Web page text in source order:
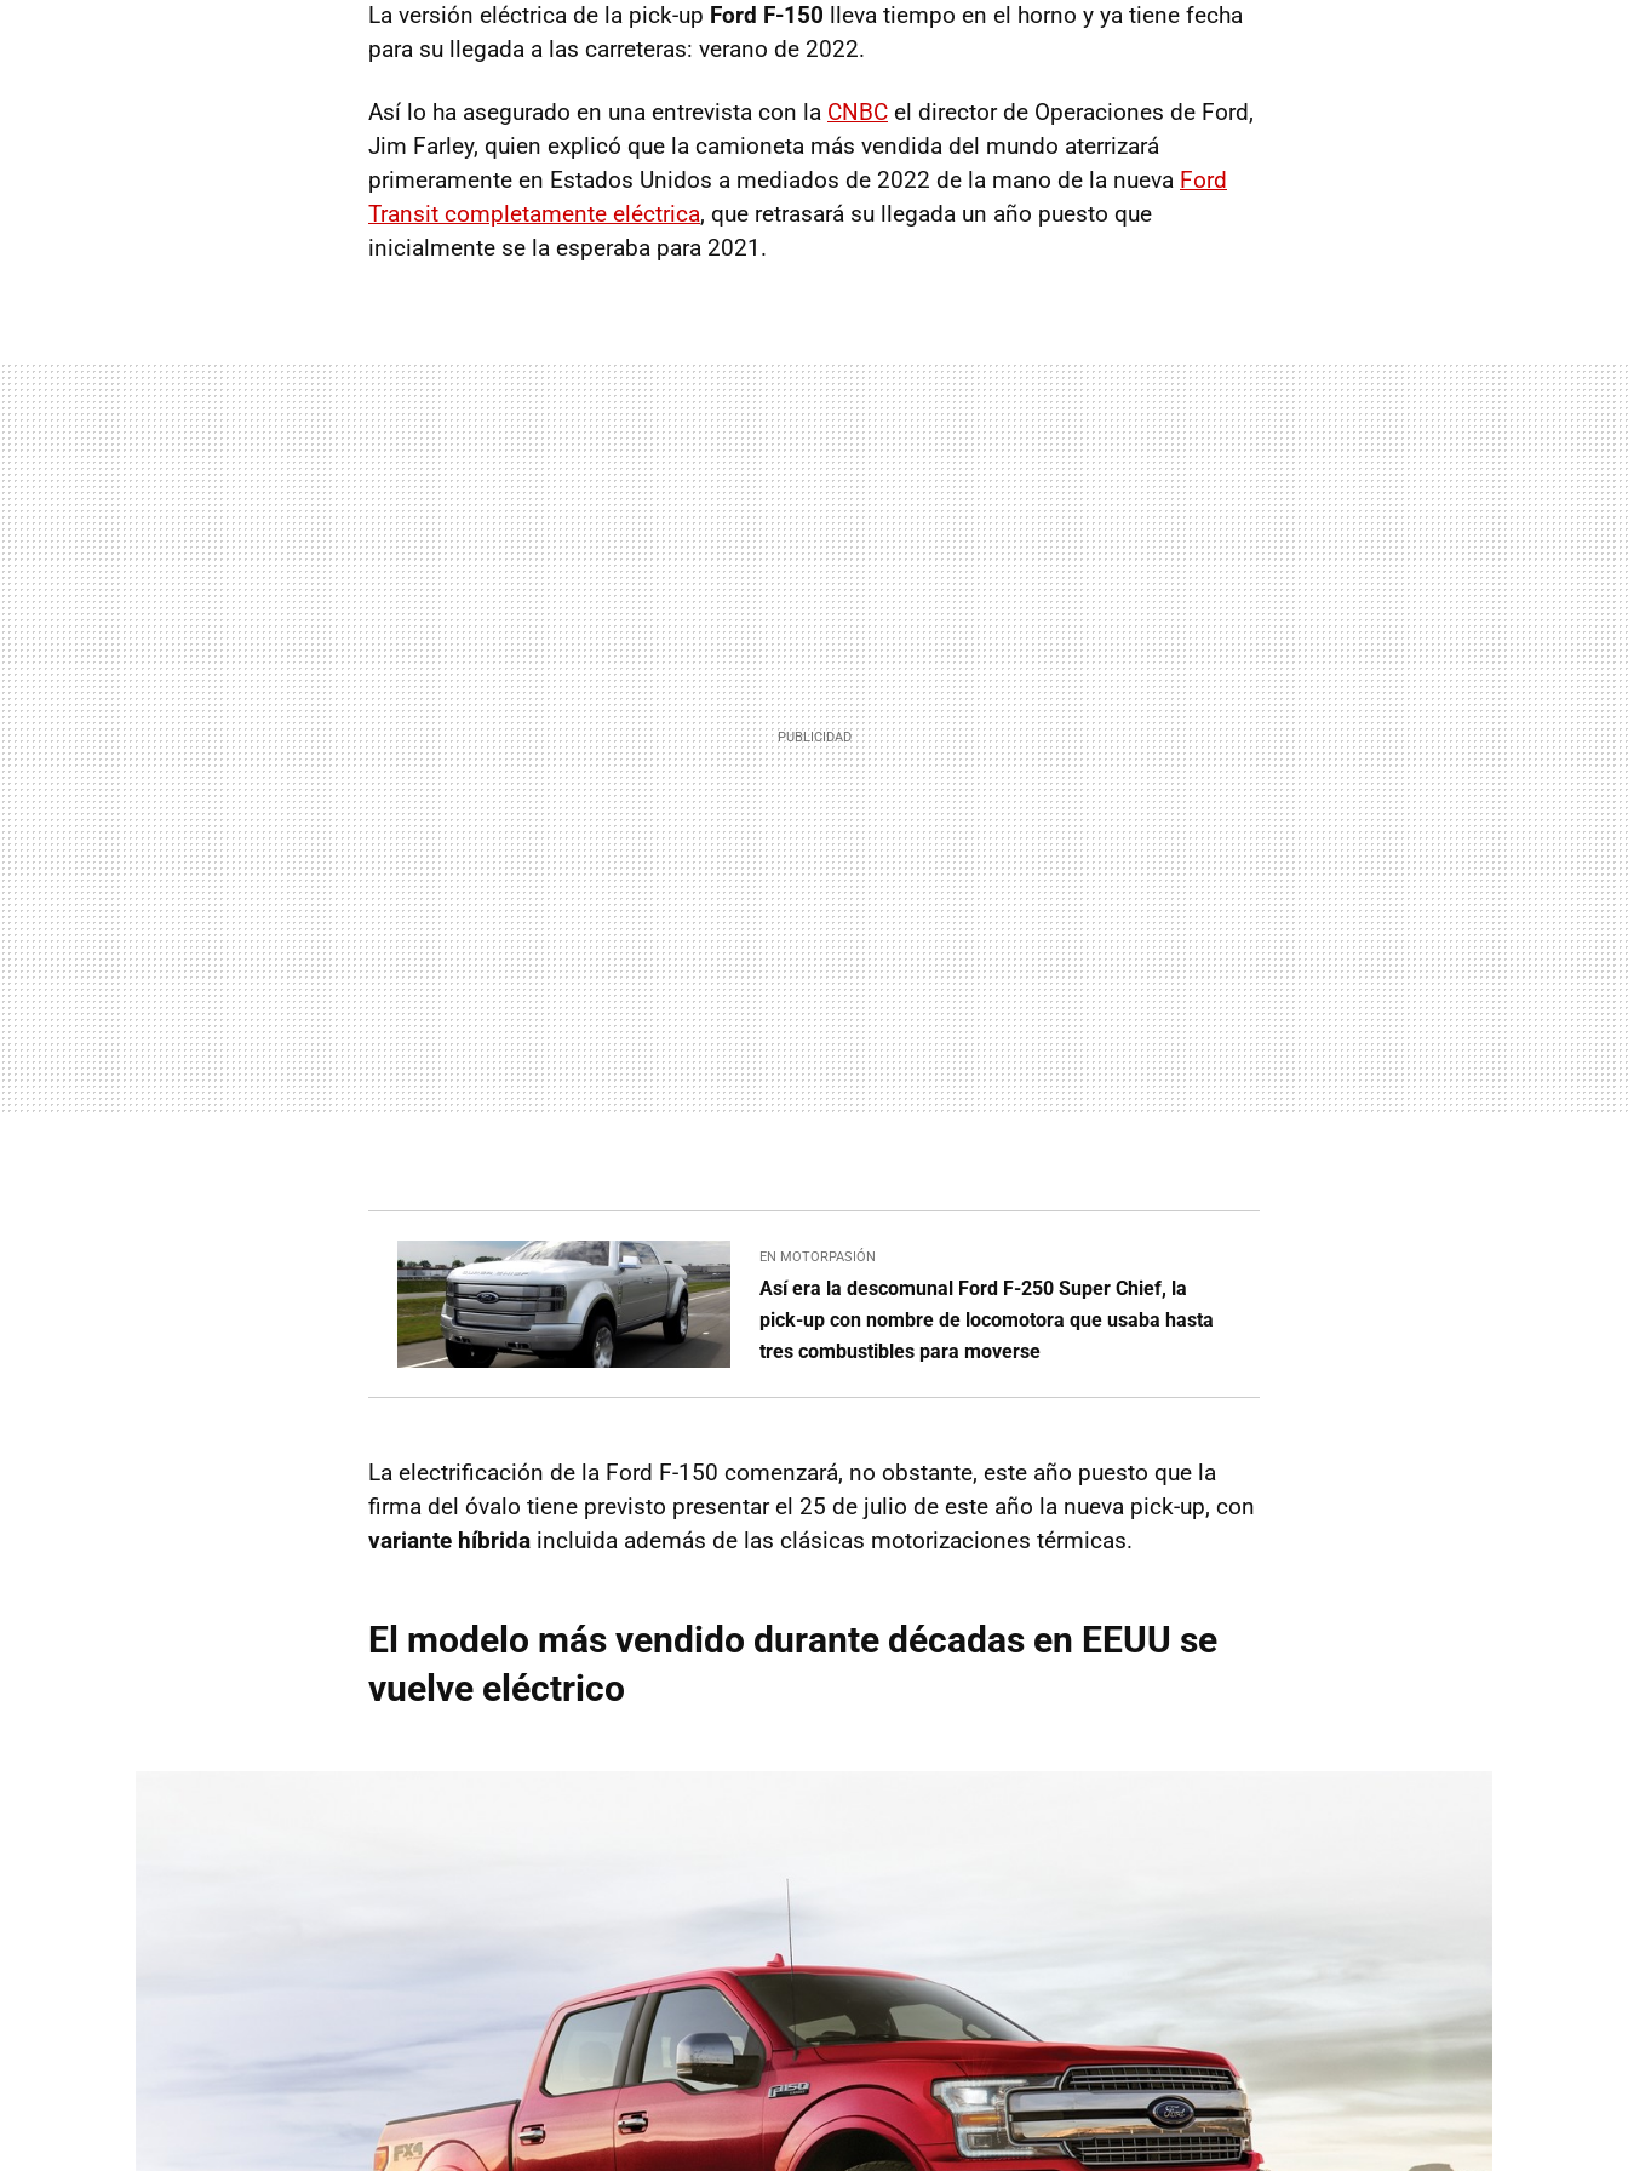
La versión eléctrica de la pick-up Ford F-150 lleva tiempo en el horno y ya tiene fecha
para su llegada a las carreteras: verano de 2022.
Así lo ha asegurado en una entrevista con la CNBC el director de Operaciones de Ford,
Jim Farley, quien explicó que la camioneta más vendida del mundo aterrizará
primeramente en Estados Unidos a mediados de 2022 de la mano de la nueva Ford
Transit completamente eléctrica, que retrasará su llegada un año puesto que
inicialmente se la esperaba para 2021.
EN MOTORPASIÓN
Así era la descomunal Ford F-250 Super Chief, la
pick-up con nombre de locomotora que usaba hasta
tres combustibles para moverse
La electrificación de la Ford F-150 comenzará, no obstante, este año puesto que la
firma del óvalo tiene previsto presentar el 25 de julio de este año la nueva pick-up, con
variante híbrida incluida además de las clásicas motorizaciones térmicas.
El modelo más vendido durante décadas en EEUU se
vuelve eléctrico